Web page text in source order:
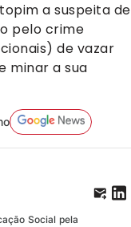
a suspeita de
pelo crime
de vazar
minar a sua
Social pela